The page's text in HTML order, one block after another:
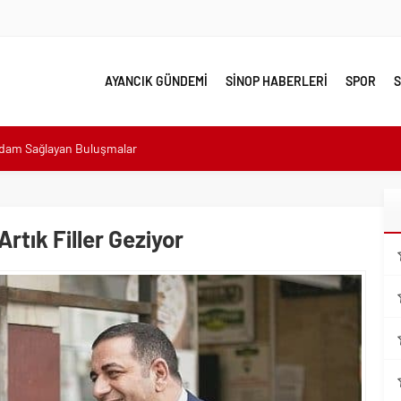
AYANCIK GÜNDEMİ SİNOP HABERLERİ SPOR
Sağlayan Buluşmalar
Noktasında Gece Gündüz Sahadayız”
Ödüllü Resim, Şiir ve Kompozisyon Yarışması
Üretim Gücünü Destekliyoruz”
yalnız bırakılmadı
karşı karşıya
Filler Geziyor